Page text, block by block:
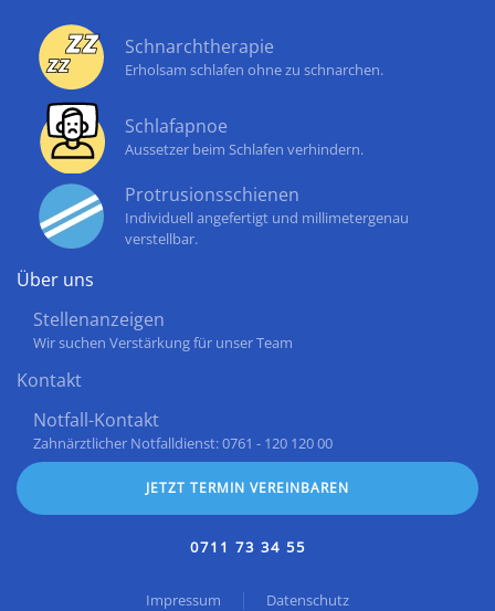
Schnarchtherapie
Erholsam schlafen ohne zu schnarchen.
Schlafapnoe
Aussetzer beim Schlafen verhindern.
Protrusionsschienen
Individuell angefertigt und millimetergenau
verstellbar.
Über uns
Stellenanzeigen
Wir suchen Verstärkung für unser Team
Kontakt
Notfall-Kontakt
Zahnärztlicher Notfalldienst: 0761 - 120 120 00
JETZT TERMIN VEREINBAREN
0711 73 34 55
Impressum Datenschutz